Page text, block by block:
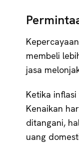
membeli
jasa
Ketika
Kenaikan
ditangani,
uang